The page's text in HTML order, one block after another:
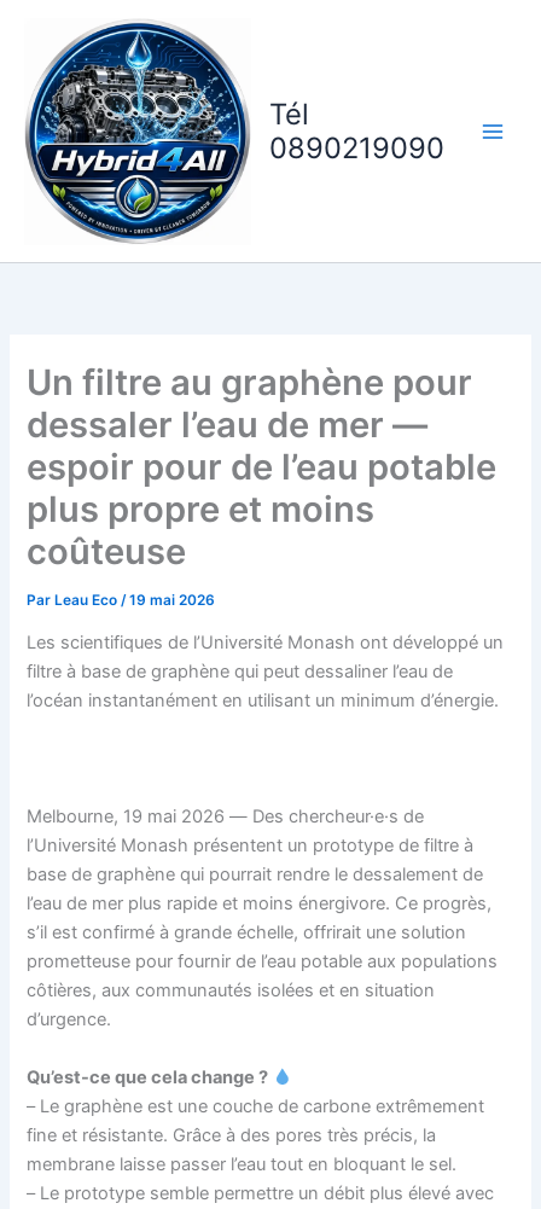
contenu
Tél
0890219090
Un filtre au graphène pour
dessaler l’eau de mer —
espoir pour de l’eau potable
plus propre et moins
coûteuse
ParLeau Eco /19 mai 2026
Les scientifiques de l’Université Monash ont développé un
filtre à base de graphène qui peut dessaliner l’eau de
l’océan instantanément en utilisant un minimum d’énergie.
Melbourne, 19 mai 2026 — Des chercheur·e·s de
l’Université Monash présentent un prototype de filtre à
base de graphène qui pourrait rendre le dessalement de
l’eau de mer plus rapide et moins énergivore. Ce progrès,
s’il est confirmé à grande échelle, offrirait une solution
prometteuse pour fournir de l’eau potable aux populations
côtières, aux communautés isolées et en situation
d’urgence.
Qu’est-ce que cela change ?
– Le graphène est une couche de carbone extrêmement
fine et résistante. Grâce à des pores très précis, la
membrane laisse passer l’eau tout en bloquant le sel.
– Le prototype semble permettre un débit plus élevé avec